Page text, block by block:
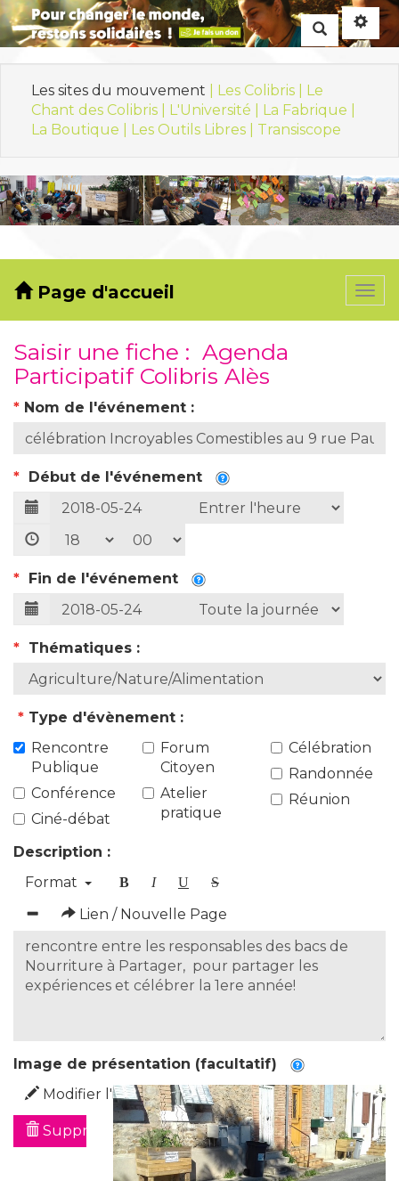
Rechercher
Les sites du mouvement | Les Colibris | Le
Chant des Colibris | L'Université | La Fabrique |
La Boutique | Les Outils Libres | Transiscope
Page d'accueil
Saisir une fiche : Agenda
Participatif Colibris Alès
* Nom de l'événement :
* Début de l'événement
* Fin de l'événement
* Thématiques :
* Type d'évènement :
Rencontre
Publique
Conférence
Ciné-débat
Forum
Citoyen
Atelier
pratique
Célébration
Randonnée
Réunion
Description :
Format
B I U S
Lien / Nouvelle Page
Image de présentation (facultatif)
Modifier l'image
Supprimer l'image